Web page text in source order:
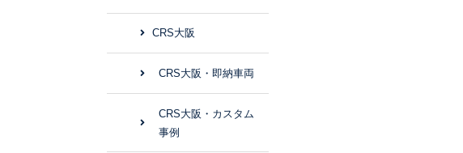
CRS大阪
CRS大阪・即納車両
CRS大阪・カスタム
事例